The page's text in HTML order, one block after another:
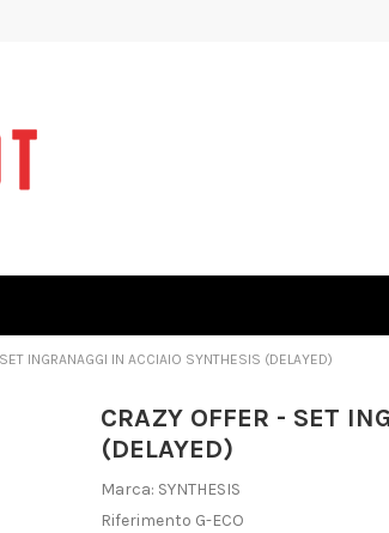
INGRANAGGI IN ACCIAIO SYNTHESIS (DELAYED)
CRAZY OFFER - SET
(DELAYED)
Marca: SYNTHESIS
Riferimento G-ECO